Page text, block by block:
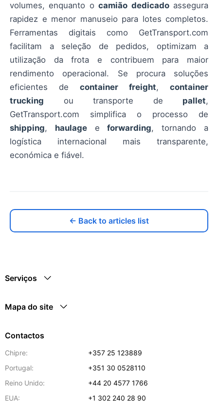
volumes, enquanto ocamião dedicadoassegura
rapidez e menor manuseio para lotes completos.
Ferramentas digitais como GetTransport.com
facilitam a seleção de pedidos, optimizam a
utilização da frota e contribuem para maior
rendimento operacional. Se procura soluções
eficientes de container freight, container
trucking ou transporte de pallet,
GetTransport.com simplifica o processo de
shipping, haulageeforwarding, tornando a
logística internacional mais transparente,
económica e fiável.
← Back to articles list
Serviços
Mapa do site
Contactos
Chipre:
+357 25 123889
Portugal:
+351 30 0528110
Reino Unido:
+44 20 4577 1766
EUA:
+1 302 240 28 90